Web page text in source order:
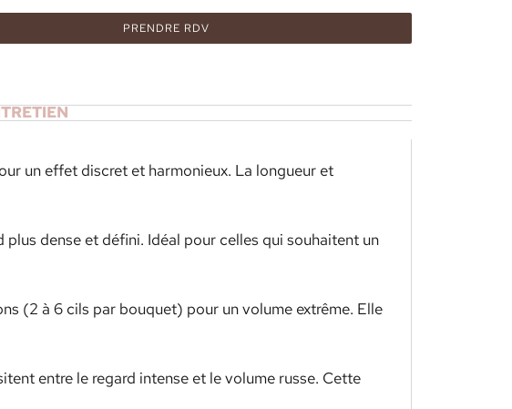
PRENDRE RDV
un effet discret et harmonieux. La longueur et
dense et défini. Idéal pour celles qui souhaitent un
(2 à 6 cils par bouquet) pour un volume extrême. Elle
entre le regard intense et le volume russe. Cette